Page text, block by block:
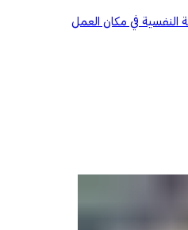
النفسية في مكان العمل